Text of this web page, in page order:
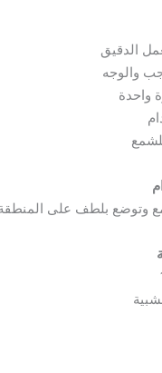
الدقيق
والوجه
واحدة
وتوضع بلطف على المنطقة